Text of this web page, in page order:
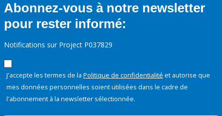
Abonnez-vous à notre newsletter
pour rester informé:
Notifications sur Project P037829
J'accepte les termes de la Politique de confidentialité et autorise que
mes données personnelles soient utilisées dans le cadre de
l'abonnement à la newsletter sélectionnée.